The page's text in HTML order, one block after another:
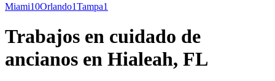
Miami10Orlando1Tampa1
Trabajos en cuidado de
ancianos en Hialeah, FL